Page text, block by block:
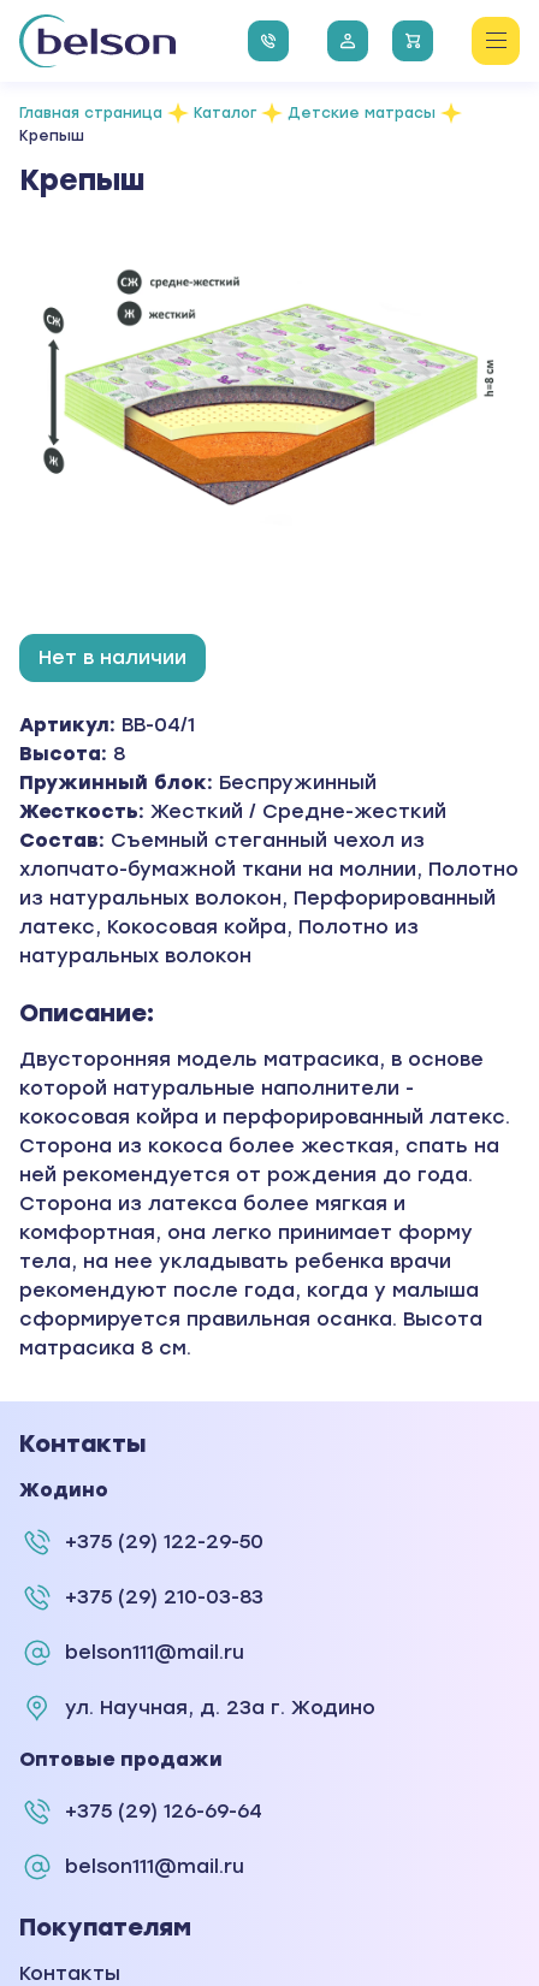
Главная страница Каталог
Детские матрасы
Крепыш
Крепыш
Нет в наличии
Артикул: BB-04/1
Высота: 8
Пружинный блок: Беспружинный
Жесткость: Жесткий / Средне-жесткий
Состав: Съемный стеганный чехол из
хлопчато-бумажной ткани на молнии, Полотно
из натуральных волокон, Перфорированный
латекс, Кокосовая койра, Полотно из
натуральных волокон
Описание:
Двусторонняя модель матрасика, в основе
которой натуральные наполнители -
кокосовая койра и перфорированный латекс.
Сторона из кокоса более жесткая, спать на
ней рекомендуется от рождения до года.
Сторона из латекса более мягкая и
комфортная, она легко принимает форму
тела, на нее укладывать ребенка врачи
рекомендуют после года, когда у малыша
сформируется правильная осанка. Высота
матрасика 8 см.
Контакты
Жодино
+375 (29) 122-29-50
+375 (29) 210-03-83
belson111@mail.ru
ул. Научная, д. 23а г. Жодино
Оптовые продажи
+375 (29) 126-69-64
belson111@mail.ru
Покупателям
Контакты